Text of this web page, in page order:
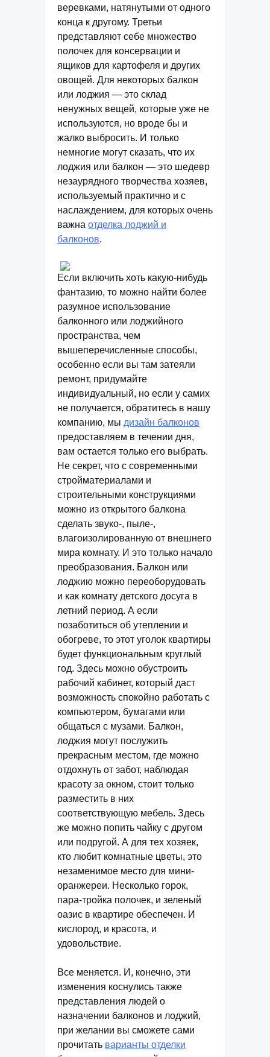
веревками, натянутыми от одного
конца к другому. Третьи
представляют себе множество
полочек для консервации и
ящиков для картофеля и других
овощей. Для некоторых балкон
или лоджия — это склад
ненужных вещей, которые уже не
используются, но вроде бы и
жалко выбросить. И только
немногие могут сказать, что их
лоджия или балкон — это шедевр
незаурядного творчества хозяев,
используемый практично и с
наслаждением, для которых очень
важна отделка лоджий и
балконов.
Если включить хоть какую-нибудь
фантазию, то можно найти более
разумное использование
балконного или лоджийного
пространства, чем
вышеперечисленные способы,
особенно если вы там затеяли
ремонт, придумайте
индивидуальный, но если у самих
не получается, обратитесь в нашу
компанию, мы дизайн балконов
предоставляем в течении дня,
вам остается только его выбрать.
Не секрет, что с современными
стройматериалами и
строительными конструкциями
можно из открытого балкона
сделать звуко-, пыле-,
влагоизолированную от внешнего
мира комнату. И это только начало
преобразования. Балкон или
лоджию можно переоборудовать
и как комнату детского досуга в
летний период. А если
позаботиться об утеплении и
обогреве, то этот уголок квартиры
будет функциональным круглый
год. Здесь можно обустроить
рабочий кабинет, который даст
возможность спокойно работать с
компьютером, бумагами или
общаться с музами. Балкон,
лоджия могут послужить
прекрасным местом, где можно
отдохнуть от забот, наблюдая
красоту за окном, стоит только
разместить в них
соответствующую мебель. Здесь
же можно попить чайку с другом
или подругой. А для тех хозяек,
кто любит комнатные цветы, это
незаменимое место для мини-
оранжереи. Несколько горок,
пара-тройка полочек, и зеленый
оазис в квартире обеспечен. И
кислород, и красота, и
удовольствие.
Все меняется. И, конечно, эти
изменения коснулись также
представления людей о
назначении балконов и лоджий,
при желании вы сможете сами
прочитать варианты отделки